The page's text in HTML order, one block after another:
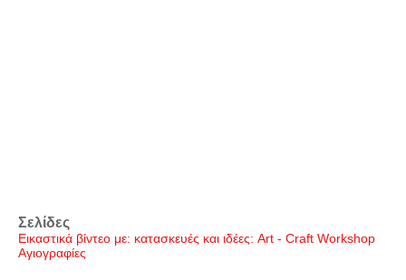
Σελίδες
Εικαστικά βίντεο με: κατασκευές και ιδέες: Art - Craft Workshop
Αγιογραφίες